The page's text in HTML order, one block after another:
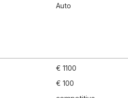
Auto
€ 1100
€ 100